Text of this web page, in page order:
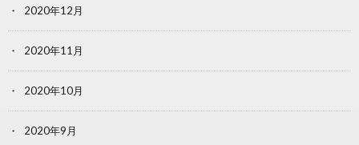
2020年12月
2020年11月
2020年10月
2020年9月